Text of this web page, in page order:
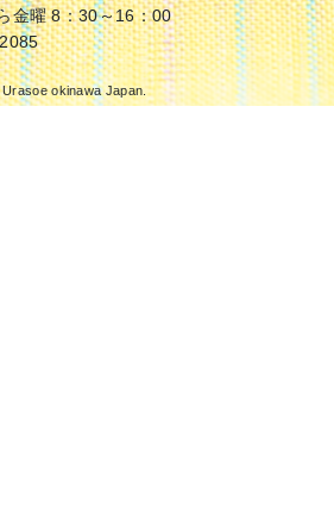
金曜 8：30～16：00
okinawa Japan.